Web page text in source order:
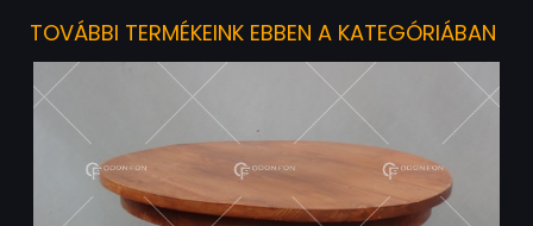
TOVÁBBI TERMÉKEINK EBBEN A KATEGÓRIÁBAN